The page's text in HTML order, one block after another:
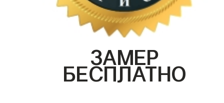
ЗАМЕР
БЕСПЛАТНО